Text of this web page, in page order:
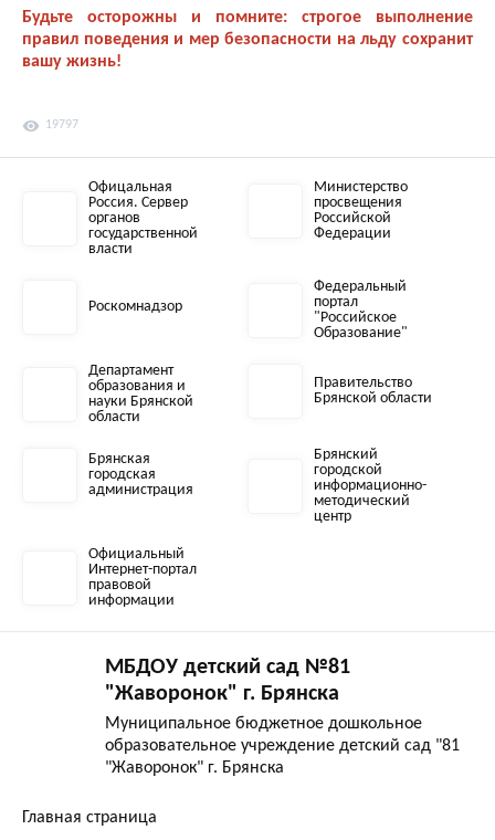
Будьте осторожны и помните: строгое выполнение
правил поведения и мер безопасности на льду сохранит
вашу жизнь!
visibility 19797
Офицальная
Россия. Сервер
органов
государственной
власти
Министерство
просвещения
Российской
Федерации
Роскомнадзор
Федеральный
портал
"Российское
Образование"
Департамент
образования и
науки Брянской
области
Правительство
Брянской области
Брянская
городская
администрация
Брянский
городской
информационно-
методический
центр
Официальный
Интернет-портал
правовой
информации
МБДОУ детский сад №81
"Жаворонок" г. Брянска
Муниципальное бюджетное дошкольное
образовательное учреждение детский сад "81
"Жаворонок" г. Брянска
Главная страница